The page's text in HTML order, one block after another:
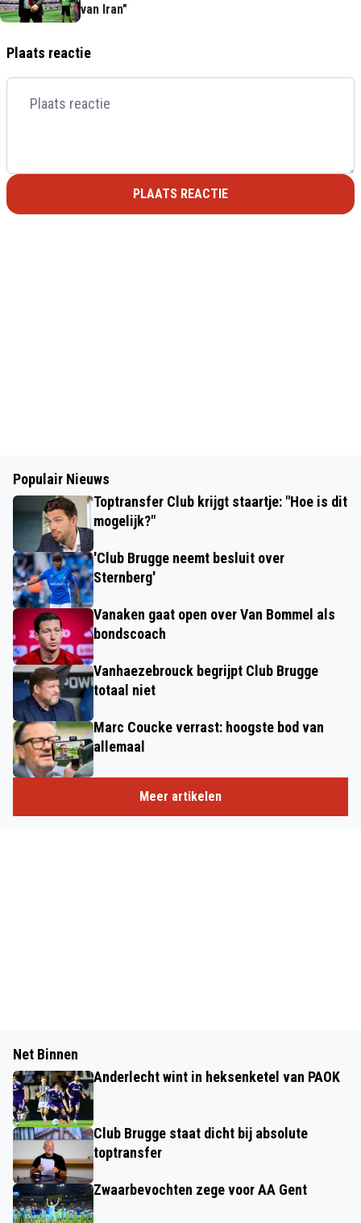
van Iran"
Plaats reactie
PLAATS REACTIE
Populair Nieuws
Toptransfer Club krijgt staartje: "Hoe is dit
mogelijk?"
'Club Brugge neemt besluit over
Sternberg'
Vanaken gaat open over Van Bommel als
bondscoach
Vanhaezebrouck begrijpt Club Brugge
totaal niet
Marc Coucke verrast: hoogste bod van
allemaal
Meer artikelen
Net Binnen
Anderlecht wint in heksenketel van PAOK
Club Brugge staat dicht bij absolute
toptransfer
Zwaarbevochten zege voor AA Gent